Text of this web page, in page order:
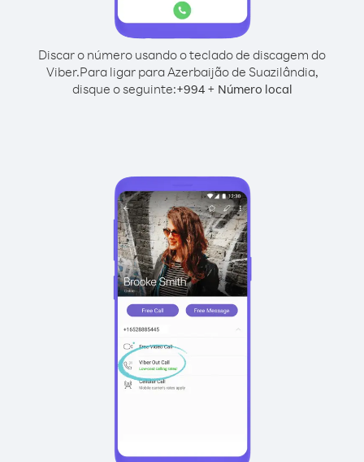
Discar o número usando o teclado de discagem do
Viber.Para ligar para Azerbaijão de Suazilândia,
disque o seguinte:+994+ Número local